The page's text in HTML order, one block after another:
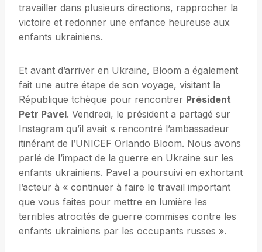
travailler dans plusieurs directions, rapprocher la
victoire et redonner une enfance heureuse aux
enfants ukrainiens.
Et avant d’arriver en Ukraine, Bloom a également
fait une autre étape de son voyage, visitant la
République tchèque pour rencontrer Président
Petr Pavel. Vendredi, le président a partagé sur
Instagram qu’il avait « rencontré l’ambassadeur
itinérant de l’UNICEF Orlando Bloom. Nous avons
parlé de l’impact de la guerre en Ukraine sur les
enfants ukrainiens. Pavel a poursuivi en exhortant
l’acteur à « continuer à faire le travail important
que vous faites pour mettre en lumière les
terribles atrocités de guerre commises contre les
enfants ukrainiens par les occupants russes ».